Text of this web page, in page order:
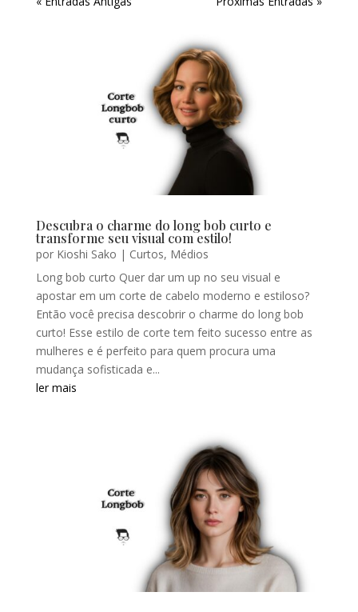
Descubra o charme do long bob curto e
transforme seu visual com estilo!
por Kioshi Sako | Curtos, Médios
Long bob curto Quer dar um up no seu visual e
apostar em um corte de cabelo moderno e estiloso?
Então você precisa descobrir o charme do long bob
curto! Esse estilo de corte tem feito sucesso entre as
mulheres e é perfeito para quem procura uma
mudança sofisticada e...
ler mais